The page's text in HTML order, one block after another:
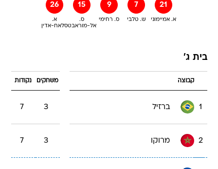
26
א.
סלאח-אדין
15
ס.
אל-מוראבט
9
ס. רחימי
7
ש. טלבי
21
א. אמיימוני
בית ג'
קבוצה משחקים נקודות
1 ברזיל 3
7
2 מרוקו 3
7